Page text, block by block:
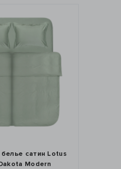
Постельное белье Lotus
- Timeless желтый